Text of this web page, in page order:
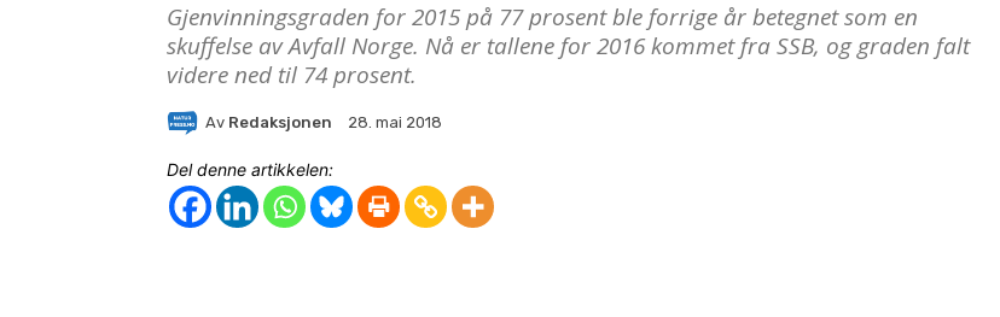
Gjenvinningsgraden for 2015 på 77 prosent ble forrige år betegnet som en
skuffelse av Avfall Norge. Nå er tallene for 2016 kommet fra SSB, og graden falt
videre ned til 74 prosent.
Av Redaksjonen 28. mai 2018
Del denne artikkelen: